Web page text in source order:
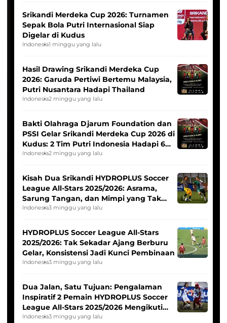
Srikandi Merdeka Cup 2026: Turnamen
Sepak Bola Putri Internasional Siap
Digelar di Kudus
Indonesia1 minggu yang lalu
Hasil Drawing Srikandi Merdeka Cup
2026: Garuda Pertiwi Bertemu Malaysia,
Putri Nusantara Hadapi Thailand
Indonesia2 minggu yang lalu
Bakti Olahraga Djarum Foundation dan
PSSI Gelar Srikandi Merdeka Cup 2026 di
Kudus: 2 Tim Putri Indonesia Hadapi 6
Tim Asia
Indonesia2 minggu yang lalu
Kisah Dua Srikandi HYDROPLUS Soccer
League All-Stars 2025/2026: Asrama,
Sarung Tangan, dan Mimpi yang Tak
Pernah Padam
Indonesia3 minggu yang lalu
HYDROPLUS Soccer League All-Stars
2025/2026: Tak Sekadar Ajang Berburu
Gelar, Konsistensi Jadi Kunci Pembinaan
Indonesia3 minggu yang lalu
Dua Jalan, Satu Tujuan: Pengalaman
Inspiratif 2 Pemain HYDROPLUS Soccer
League All-Stars 2025/2026 Mengikuti
Seleksi Timnas Indonesia Putri
Indonesia3 minggu yang lalu